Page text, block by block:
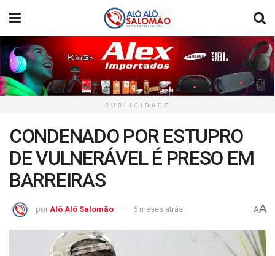
PUBLICIDADE
CONDENADO POR ESTUPRO
DE VULNERÁVEL É PRESO EM
BARREIRAS
por Alô Alô Salomão 6 meses atrás AA